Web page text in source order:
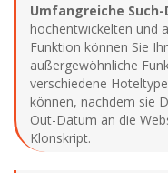
Umfangreiche
hochentwickelten und
Funktion können Sie
außergewöhnliche
verschiedene
können, nachdem sie
Out-Datum an die
Klonskript.